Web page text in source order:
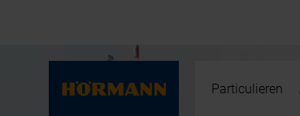
Particulieren